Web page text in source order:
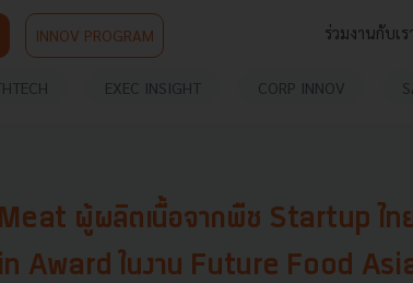
INNOV PROGRAM ร่วมงานกับเร
EXEC INSIGHT CORP INNOV
ผู้ผลิตเนื้อจากพืช Startup ไทย
Award ในงาน Future Food